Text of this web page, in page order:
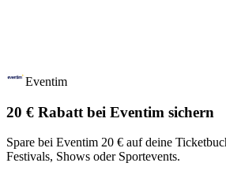
Eventim
20 € Rabatt bei Eventim sichern
Spare bei Eventim 20 € auf deine
Festivals, Shows oder Sportevents.